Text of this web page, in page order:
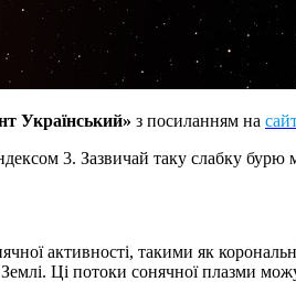
Український» з посиланням на
3. Зазвичай таку слабку
активності, такими як
Ці потоки сонячної плазми